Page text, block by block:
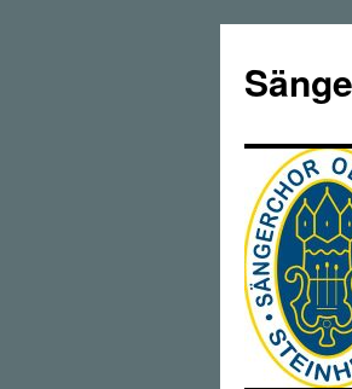
springen